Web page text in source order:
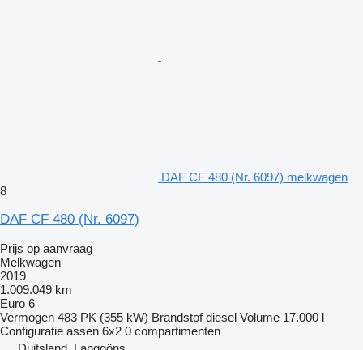
DAF CF 480 (Nr. 6097) melkwagen
8
DAF CF 480 (Nr. 6097)
Prijs op aanvraag
Melkwagen
2019
1.009.049 km
Euro 6
Vermogen 483 PK (355 kW) Brandstof diesel Volume 17.000 l
Configuratie assen 6x2 0 compartimenten